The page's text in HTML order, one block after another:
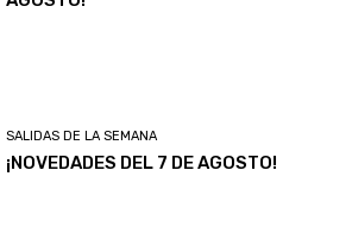
SALIDAS DE LA SEMANA
¡NOVEDADES DEL 7 DE AGOSTO!